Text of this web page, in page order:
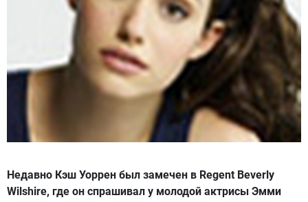
Недавно Кэш Уоррен был замечен в Regent Beverly
Wilshire, где он спрашивал у молодой актрисы Эмми